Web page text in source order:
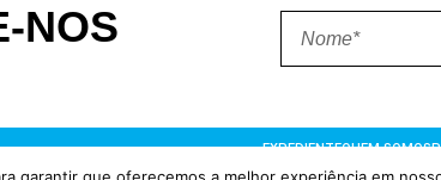
NOS
EXPEDIENTEQUEM SOMOS